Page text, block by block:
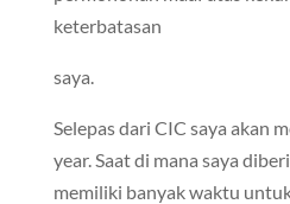
keterbatasan
saya.
Selepas dari CIC saya akan
year. Saat di mana saya
memiliki banyak waktu